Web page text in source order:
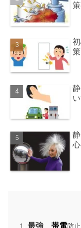
最強帯電防